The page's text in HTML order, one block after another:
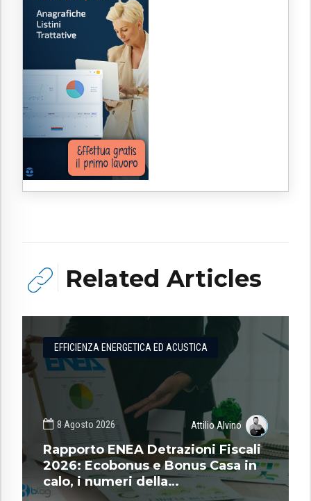
Related Articles
EFFICIENZA ENERGETICA ED ACUSTICA
8 Agosto 2026 Attilio Alvino
Rapporto ENEA Detrazioni Fiscali
2026: Ecobonus e Bonus Casa in
calo, i numeri della
riqualificazione energetica